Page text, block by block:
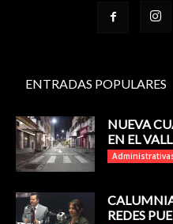
ENTRADAS POPULARES
NUEVA
EN EL
REDES